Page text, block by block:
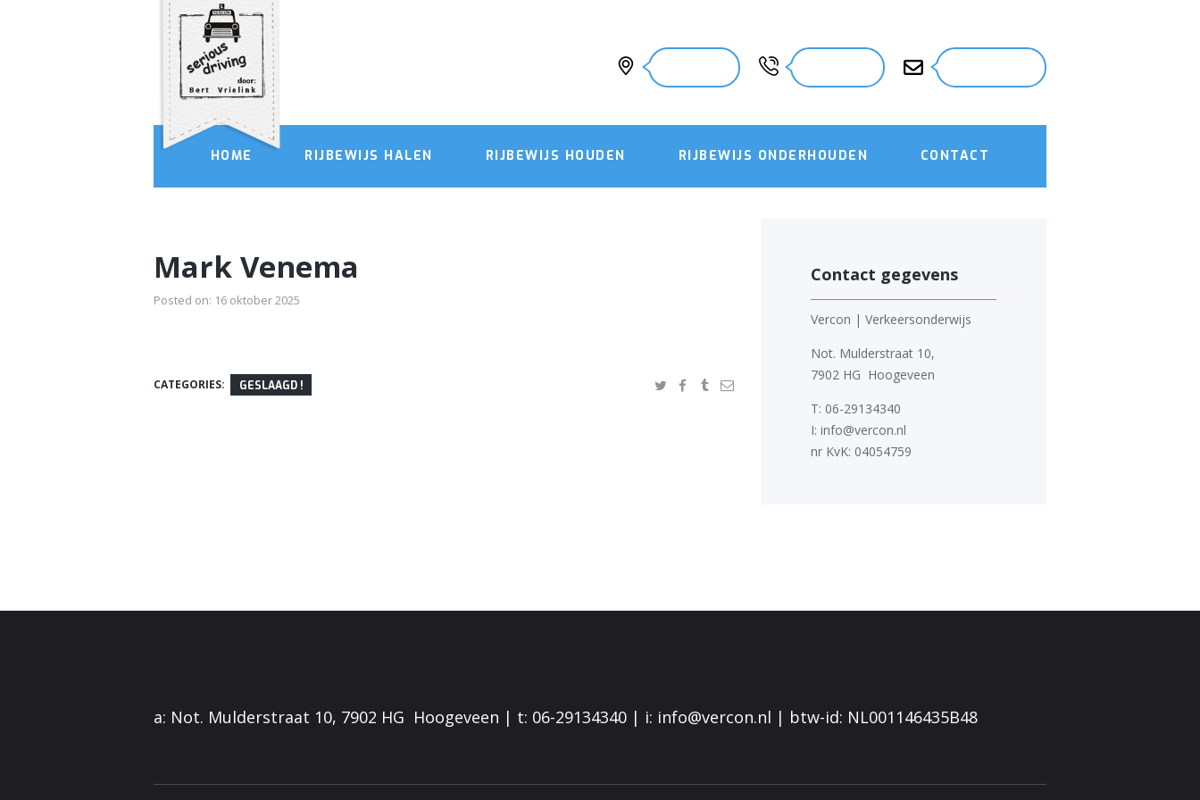
HOME RIJBEWIJS HALEN RIJBEWIJS HOUDEN RIJBEWIJS ONDERHOUDEN CONTACT
RIJBEWIJS HALEN
RIJBEWIJS
ONDERHOUDEN
Mark Venema
Posted on: 16 oktober 2025
CATEGORIES: GESLAAGD !
Contact gegevens
Vercon | Verkeersonderwijs
Not. Mulderstraat 10,
7902 HG Hoogeveen
T: 06-29134340
I: info@vercon.nl
nr KvK: 04054759
a: Not. Mulderstraat 10, 7902 HG Hoogeveen | t: 06-29134340 | i: info@vercon.nl | btw-id: NL001146435B48